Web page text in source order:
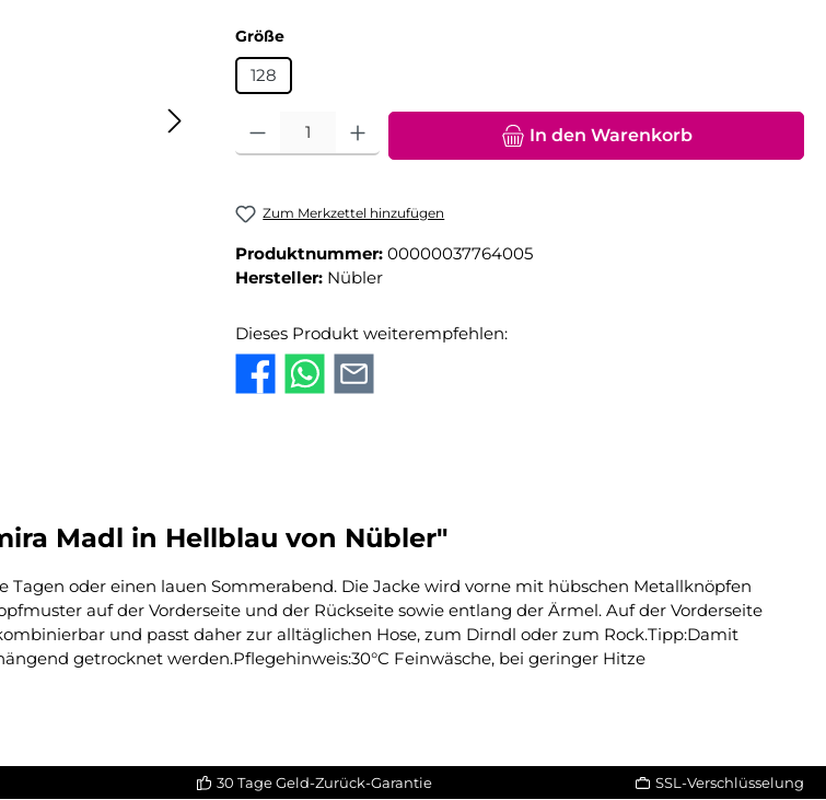
Größeauswählen
128
Produkt Anzahl: Gib den gewünschten Wert ein oder benutze die
In den Warenkorb
Zum Merkzettel hinzufügen
Produktnummer: 00000037764005
Hersteller: Nübler
Dieses Produkt weiterempfehlen:
Madl in Hellblau von Nübler"
oder einen lauen Sommerabend. Die Jacke wird vorne mit hübschen Metallknöpfen
auf der Vorderseite und der Rückseite sowie entlang der Ärmel. Auf der Vorderseite
und passt daher zur alltäglichen Hose, zum Dirndl oder zum Rock.Tipp:Damit
getrocknet werden.Pflegehinweis:30°C Feinwäsche, bei geringer Hitze
30 Tage Geld-Zurück-Garantie SSL-Verschlüsselung